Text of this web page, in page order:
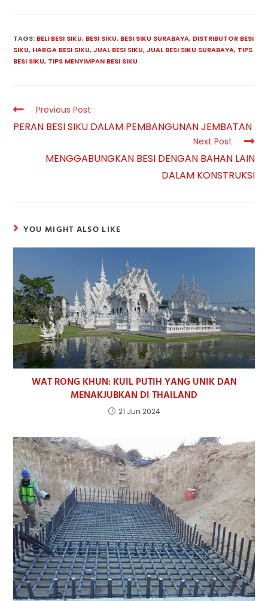
TAGS: BELI BESI SIKU, BESI SIKU, BESI SIKU SURABAYA, DISTRIBUTOR BESI
SIKU, HARGA BESI SIKU, JUAL BESI SIKU, JUAL BESI SIKU SURABAYA, TIPS
BESI SIKU, TIPS MENYIMPAN BESI SIKU
Read
more
articles
Previous Post
PERAN BESI SIKU DALAM PEMBANGUNAN JEMBATAN
Next Post
MENGGABUNGKAN BESI DENGAN BAHAN LAIN
DALAM KONSTRUKSI
YOU MIGHT ALSO LIKE
WAT RONG KHUN: KUIL PUTIH YANG UNIK DAN
MENAKJUBKAN DI THAILAND
21 Jun 2024